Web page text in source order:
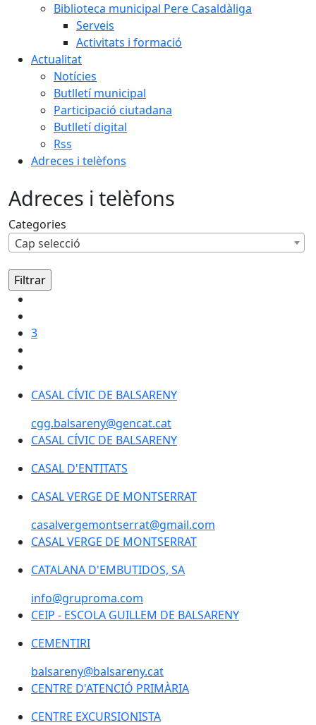
Biblioteca municipal Pere Casaldàliga
Serveis
Activitats i formació
Actualitat
Notícies
Butlletí municipal
Participació ciutadana
Butlletí digital
Rss
Adreces i telèfons
Adreces i telèfons
Categories
Cap selecció
3
CASAL CÍVIC DE BALSARENY
cgg.balsareny@gencat.cat
CASAL CÍVIC DE BALSARENY
CASAL CÍVIC DE BALSARENY
CASAL D'ENTITATS
CASAL VERGE DE MONTSERRAT
casalvergemontserrat@gmail.com
CASAL VERGE DE MONTSERRAT
CASAL VERGE DE MONTSERRAT
CATALANA D'EMBUTIDOS, SA
info@gruproma.com
CEIP - ESCOLA GUILLEM DE BALSARENY
CEIP - ESCOLA GUILLEM DE BALSARENY
CEMENTIRI
balsareny@balsareny.cat
CENTRE D'ATENCIÓ PRIMÀRIA
CENTRE D'ATENCIÓ PRIMÀRIA
CENTRE EXCURSIONISTA